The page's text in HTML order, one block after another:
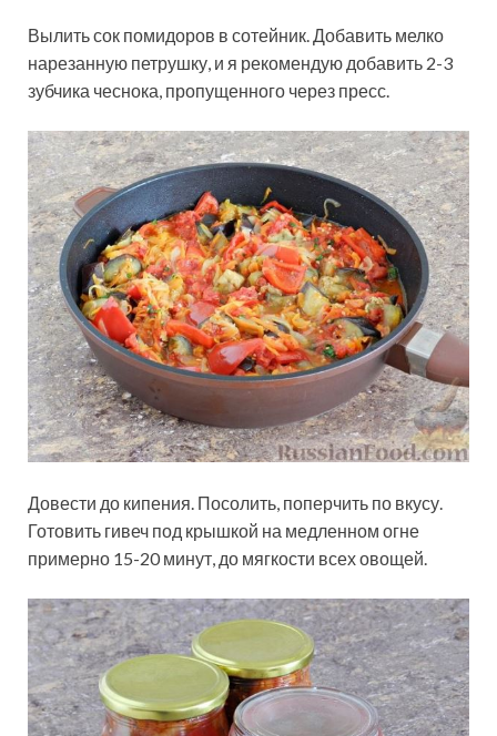
Вылить сок помидоров в сотейник. Добавить мелко
нарезанную петрушку, и я рекомендую добавить 2-3
зубчика чеснока, пропущенного через пресс.
Довести до кипения. Посолить, поперчить по вкусу.
Готовить гивеч под крышкой на медленном огне
примерно 15-20 минут, до мягкости всех овощей.